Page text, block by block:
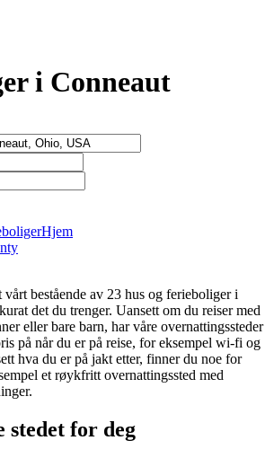
i Conneaut
Hjem
bestående av 23 hus og ferieboliger i
det du trenger. Uansett om du reiser med
eller bare barn, har våre overnattingssteder
på når du er på reise, for eksempel wi-fi og
hva du er på jakt etter, finner du noe for
et røykfritt overnattingssted med
stedet for deg